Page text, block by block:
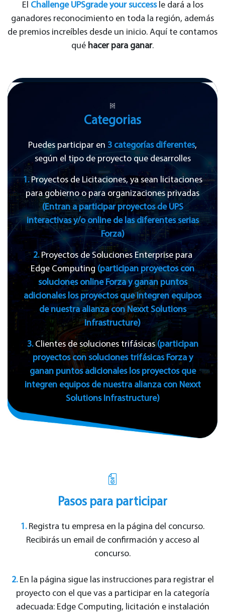
El Challenge UPSgrade your successle dará a los
ganadores reconocimiento en toda la región, además
de premios increíbles desde un inicio. Aquí te contamos
qué hacer para ganar.
Categorias
Puedes participar en 3 categorías diferentes,
según el tipo de proyecto que desarrolles
1.Proyectos de Licitaciones, ya sean licitaciones
para gobierno o para organizaciones privadas
(Entran a participar proyectos de UPS
interactivas y/o online de las diferentes serias
Forza)
2.Proyectos de Soluciones Enterprise para
Edge Computing(participan proyectos con
soluciones online Forza y ganan puntos
adicionales los proyectos que integren equipos
de nuestra alianza con Nexxt Solutions
Infrastructure)
3.Clientes de soluciones trifásicas(participan
proyectos con soluciones trifásicas Forza y
ganan puntos adicionales los proyectos que
integren equipos de nuestra alianza con Nexxt
Solutions Infrastructure)
Pasos para participar
1.Registra tu empresa en la página del concurso.
Recibirás un email de confirmación y acceso al
concurso.
2.En la página sigue las instrucciones para registrar el
proyecto con el que vas a participar en la categoría
adecuada: Edge Computing, licitación e instalación